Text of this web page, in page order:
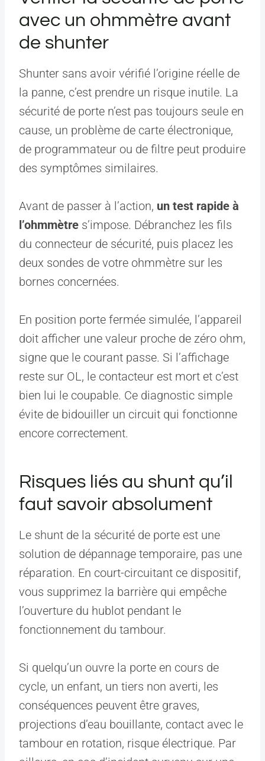
avec un ohmmètre avant
de shunter
Shunter sans avoir vérifié l’origine réelle de
la panne, c’est prendre un risque inutile. La
sécurité de porte n’est pas toujours seule en
cause, un problème de carte électronique,
de programmateur ou de filtre peut produire
des symptômes similaires.
Avant de passer à l’action, un test rapide à
l’ohmmètre s’impose. Débranchez les fils
du connecteur de sécurité, puis placez les
deux sondes de votre ohmmètre sur les
bornes concernées.
En position porte fermée simulée, l’appareil
doit afficher une valeur proche de zéro ohm,
signe que le courant passe. Si l’affichage
reste sur OL, le contacteur est mort et c’est
bien lui le coupable. Ce diagnostic simple
évite de bidouiller un circuit qui fonctionne
encore correctement.
Risques liés au shunt qu’il
faut savoir absolument
Le shunt de la sécurité de porte est une
solution de dépannage temporaire, pas une
réparation. En court-circuitant ce dispositif,
vous supprimez la barrière qui empêche
l’ouverture du hublot pendant le
fonctionnement du tambour.
Si quelqu’un ouvre la porte en cours de
cycle, un enfant, un tiers non averti, les
conséquences peuvent être graves,
projections d’eau bouillante, contact avec le
tambour en rotation, risque électrique. Par